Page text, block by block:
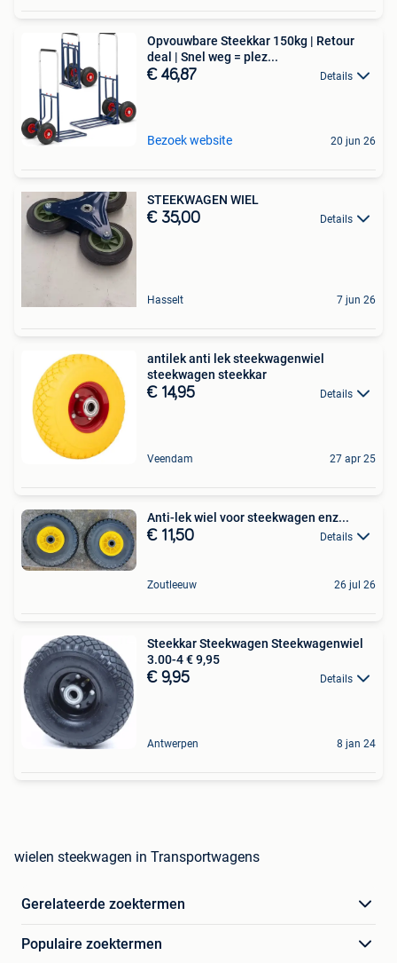
Opvouwbare Steekkar 150kg | Retour
deal | Snel weg = plez...
€ 46,87 Details
Bezoek website 20 jun 26
STEEKWAGEN WIEL
€ 35,00 Details
Hasselt 7 jun 26
antilek anti lek steekwagenwiel
steekwagen steekkar
€ 14,95 Details
Veendam 27 apr 25
Anti-lek wiel voor steekwagen enz...
€ 11,50 Details
Zoutleeuw 26 jul 26
Steekkar Steekwagen Steekwagenwiel
3.00-4 € 9,95
€ 9,95 Details
Antwerpen 8 jan 24
wielen steekwagen in Transportwagens
Gerelateerde zoektermen
Populaire zoektermen